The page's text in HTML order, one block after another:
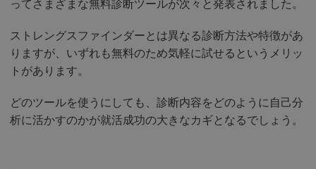
ってさまざまな無料診断ツールが次々と発表されました。
ストレングスファインダーとは異なる診断方法や特徴があ
りますが、いずれも無料のため気軽に試せるというメリッ
トがあります。
どのツールを使うにしても、診断内容をどのように自己分
析に活かすのかが就活成功の大きなカギとなるでしょう。